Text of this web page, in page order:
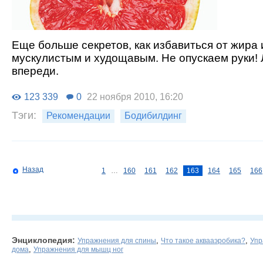
Еще больше секретов, как избавиться от жира
мускулистым и худощавым. Не опускаем
впереди.
123 339 0 22 ноября 2010, 16:20
Тэги: Рекомендации Бодибилдинг
Назад 1 160 161 162 163 164 165 166
Энциклопедия: Упражнения для спины Что такое аквааэробика?
дома
Упражнения для мышц ног